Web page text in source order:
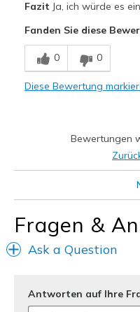
Geeignete Verwendung
Casual Wear
View On Shoes
I'm
Fazit Ja, ich würde es
Fanden Sie diese
0 0
Diese Bewertung
Bewertungen
Fragen &
Ask a Question
Antworten auf Ihre